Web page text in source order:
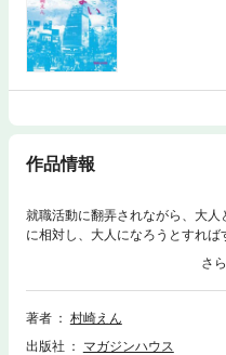
作品情報
就職活動に翻弄されながら、大
に相対し、大人になろうとすれ
た作品。第11回坊っちゃん文学
著者
村崎えん
出版社
マガジンハウス